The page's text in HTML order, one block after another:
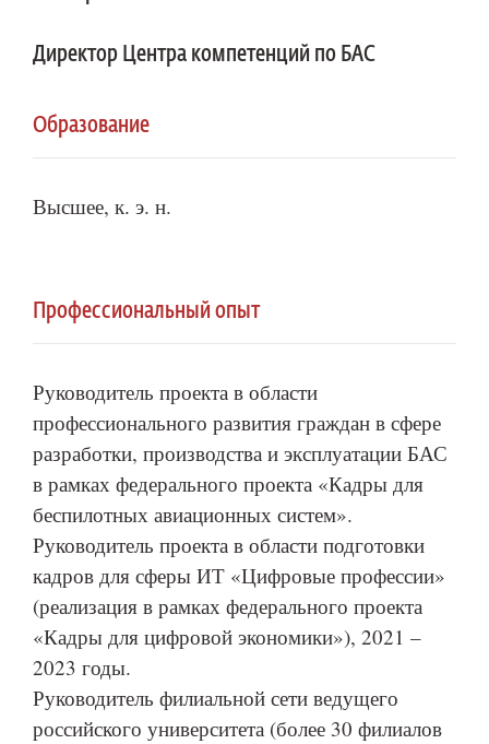
Директор Центра компетенций по БАС
Образование
Высшее, к. э. н.
Профессиональный опыт
Руководитель проекта в области
профессионального развития граждан в сфере
разработки, производства и эксплуатации БАС
в рамках федерального проекта «Кадры для
беспилотных авиационных систем».
Руководитель проекта в области подготовки
кадров для сферы ИТ «Цифровые профессии»
(реализация в рамках федерального проекта
«Кадры для цифровой экономики»), 2021 –
2023 годы.
Руководитель филиальной сети ведущего
российского университета (более 30 филиалов